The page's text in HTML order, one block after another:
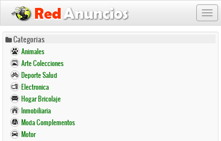
Pasar
contenido
principal
Categorias
Animales
Arte Colecciones
Deporte Salud
Electronica
Hogar Bricolaje
Inmobiliaria
Moda Complementos
Motor